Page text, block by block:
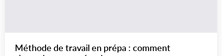
Méthode de travail en prépa : comment